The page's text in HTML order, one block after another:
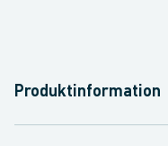
Produktinformation